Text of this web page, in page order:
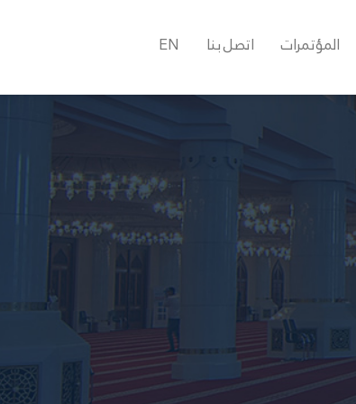
المؤتمرات اتصل بنا EN